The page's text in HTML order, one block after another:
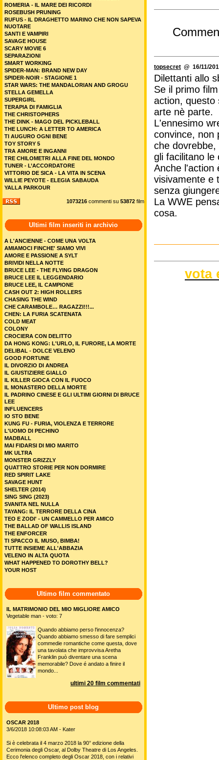
topsecret @ 16/11/
Dilettanti allo
Se il primo
action, questo
arte nè parte.
L'ennesimo
convince, non
che
gli facilitano le
Anche l'action
visivamente e
senza
La WWE
cosa.
vota
ROMERIA - IL MARE DEI RICORDI
ROSEBUSH PRUNING
RUFUS - IL DRAGHETTO MARINO CHE NON SAPEVA
NUOTARE
SANTI E VAMPIRI
SAVAGE HOUSE
SCARY MOVIE 6
SEPARAZIONI
SMART WORKING
SPIDER-MAN: BRAND NEW DAY
SPIDER-NOIR - STAGIONE 1
STAR WARS: THE MANDALORIAN AND GROGU
STELLA GEMELLA
SUPERGIRL
TERAPIA DI FAMIGLIA
THE CHRISTOPHERS
THE DINK - MAGO DEL PICKLEBALL
THE LUNCH: A LETTER TO AMERICA
TI AUGURO OGNI BENE
TOY STORY 5
TRA AMORE E INGANNI
TRE CHILOMETRI ALLA FINE DEL MONDO
TUNER - L’ACCORDATORE
VITTORIO DE SICA - LA VITA IN SCENA
WILLIE PEYOTE - ELEGIA SABAUDA
YALLA PARKOUR
1073216 commenti su 53872 film
Ultimi film inseriti in archivio
A L'ANCIENNE - COME UNA VOLTA
AMIAMOCI FINCHE' SIAMO VIVI
AMORE E PASSIONE A SYLT
BRIVIDI NELLA NOTTE
BRUCE LEE - THE FLYING DRAGON
BRUCE LEE IL LEGGENDARIO
BRUCE LEE, IL CAMPIONE
CASH OUT 2: HIGH ROLLERS
CHASING THE WIND
CHE CARAMBOLE… RAGAZZI!!!...
CHEN: LA FURIA SCATENATA
COLD MEAT
COLONY
CROCIERA CON DELITTO
DA HONG KONG: L'URLO, IL FURORE, LA MORTE
DELIBAL - DOLCE VELENO
GOOD FORTUNE
IL DIVORZIO DI ANDREA
IL GIUSTIZIERE GIALLO
IL KILLER GIOCA CON IL FUOCO
IL MONASTERO DELLA MORTE
IL PADRINO CINESE E GLI ULTIMI GIORNI DI BRUCE
LEE
INFLUENCERS
IO STO BENE
KUNG FU - FURIA, VIOLENZA E TERRORE
L'UOMO DI PECHINO
MADBALL
MAI FIDARSI DI MIO MARITO
MK ULTRA
MONSTER GRIZZLY
QUATTRO STORIE PER NON DORMIRE
RED SPIRIT LAKE
SAVAGE HUNT
SHELTER (2014)
SING SING (2023)
SVANITA NEL NULLA
TAYANG: IL TERRORE DELLA CINA
TEO E ZODI' - UN CAMMELLO PER AMICO
THE BALLAD OF WALLIS ISLAND
THE ENFORCER
TI SPACCO IL MUSO, BIMBA!
TUTTE INSIEME ALL'ABBAZIA
VELENO IN ALTA QUOTA
WHAT HAPPENED TO DOROTHY BELL?
YOUR HOST
Ultimo film commentato
IL MATRIMONIO DEL MIO MIGLIORE AMICO
Vegetable man - voto: 7
Quando abbiamo perso l'innocenza?
Quando abbiamo smesso di fare semplici
commedie romantiche come questa, dove
una tavolata che improvvisa Aretha
Franklin può diventare una scena
memorabile? Dove é andato a finire il
mondo...
ultimi 20 film commentati
Ultimo post blog
OSCAR 2018
3/6/2018 10:08:03 AM - Kater
Si è celebrata il 4 marzo 2018 la 90° edizione della
Cerimonia degli Oscar, al Dolby Theatre di Los Angeles.
Ecco l'elenco completo degli Oscar 2018, con i relativi